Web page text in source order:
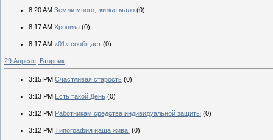
8:20 AM Земли много, жилья мало (0)
8:17 AM Хроника (0)
8:17 AM «01» сообщает (0)
29 Апреля, Вторник
3:15 PM Счастливая старость (0)
3:13 PM Есть такой День (0)
3:12 PM Работникам средства индивидуальной защиты (0)
3:12 PM Типография наша жива! (0)